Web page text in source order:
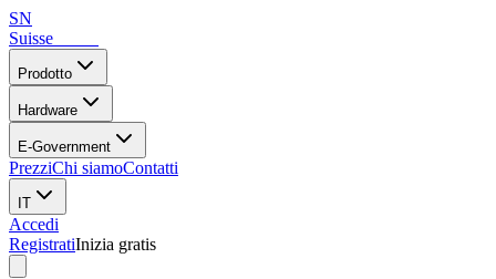
SN
Suisse
Prodotto
Hardware
E-Government
PrezziChi siamoContatti
IT
Accedi
RegistratiInizia gratis